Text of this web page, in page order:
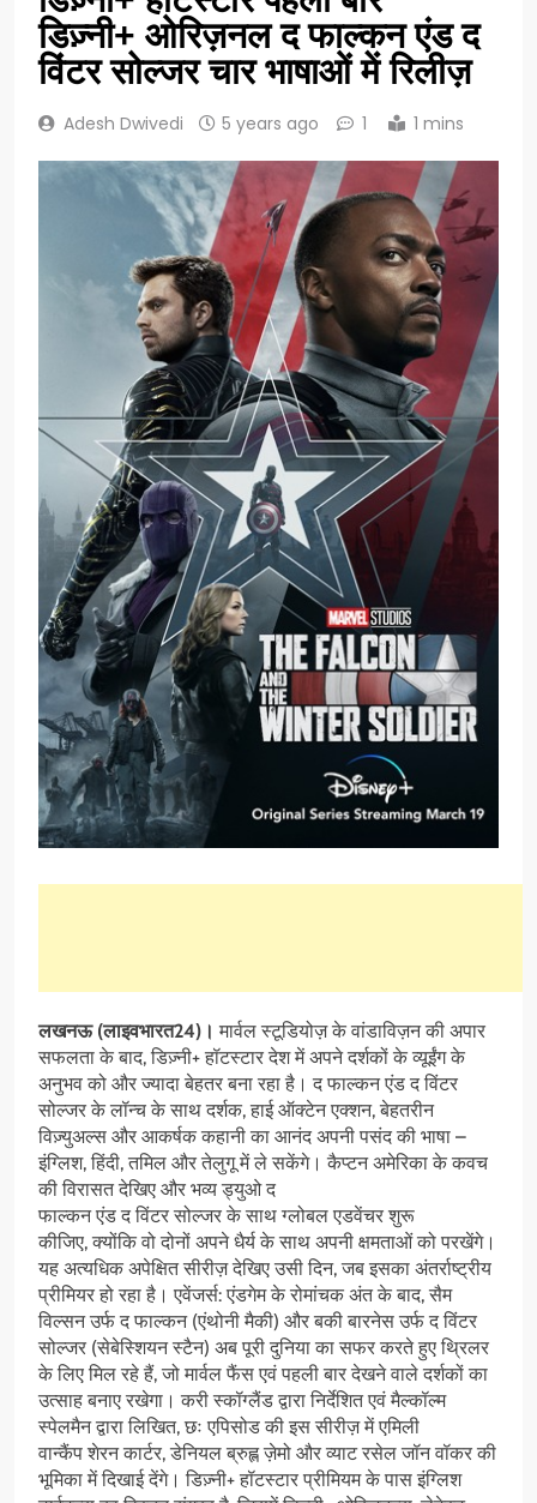
डिज़्नी+ ओरिज़नल द फाल्कन एंड द
विंटर सोल्जर चार भाषाओं में रिलीज़
Adesh Dwivedi 5 years ago 1 1 mins
लखनऊ (लाइवभारत24)। मार्वल स्टूडियोज़ के वांडाविज़न की अपार
सफलता के बाद, डिज़्नी+ हॉटस्टार देश में अपने दर्शकों के व्यूईंग के
अनुभव को और ज्यादा बेहतर बना रहा है। द फाल्कन एंड द विंटर
सोल्जर के लॉन्च के साथ दर्शक, हाई ऑक्टेन एक्शन, बेहतरीन
विज़्युअल्स और आकर्षक कहानी का आनंद अपनी पसंद की भाषा –
इंग्लिश, हिंदी, तमिल और तेलुगू में ले सकेंगे। कैप्टन अमेरिका के कवच
की विरासत देखिए और भव्य ड्युओ द
फाल्कन एंड द विंटर सोल्जर के साथ ग्लोबल एडवेंचर शुरू
कीजिए, क्योंकि वो दोनों अपने धैर्य के साथ अपनी क्षमताओं को परखेंगे।
यह अत्यधिक अपेक्षित सीरीज़ देखिए उसी दिन, जब इसका अंतर्राष्ट्रीय
प्रीमियर हो रहा है। एवेंजर्स: एंडगेम के रोमांचक अंत के बाद, सैम
विल्सन उर्फ द फाल्कन (एंथोनी मैकी) और बकी बारनेस उर्फ द विंटर
सोल्जर (सेबेस्शियन स्टैन) अब पूरी दुनिया का सफर करते हुए थ्रिलर
के लिए मिल रहे हैं, जो मार्वल फैंस एवं पहली बार देखने वाले दर्शकों का
उत्साह बनाए रखेगा। करी स्कॉग्लैंड द्वारा निर्देशित एवं मैल्कॉल्म
स्पेलमैन द्वारा लिखित, छः एपिसोड की इस सीरीज़ में एमिली
वान्कैंप शेरन कार्टर, डेनियल ब्रुह्ल ज़ेमो और व्याट रसेल जॉन वॉकर की
भूमिका में दिखाई देंगे। डिज़्नी+ हॉटस्टार प्रीमियम के पास इंग्लिश